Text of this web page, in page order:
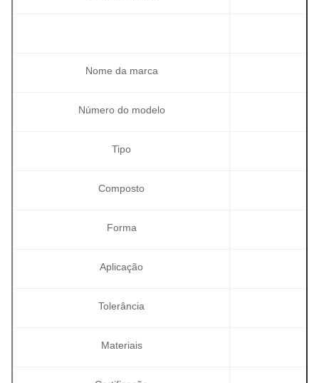
Nome da marca
Número do modelo
Tipo
Composto
Forma
Aplicação
Tolerância
Materiais